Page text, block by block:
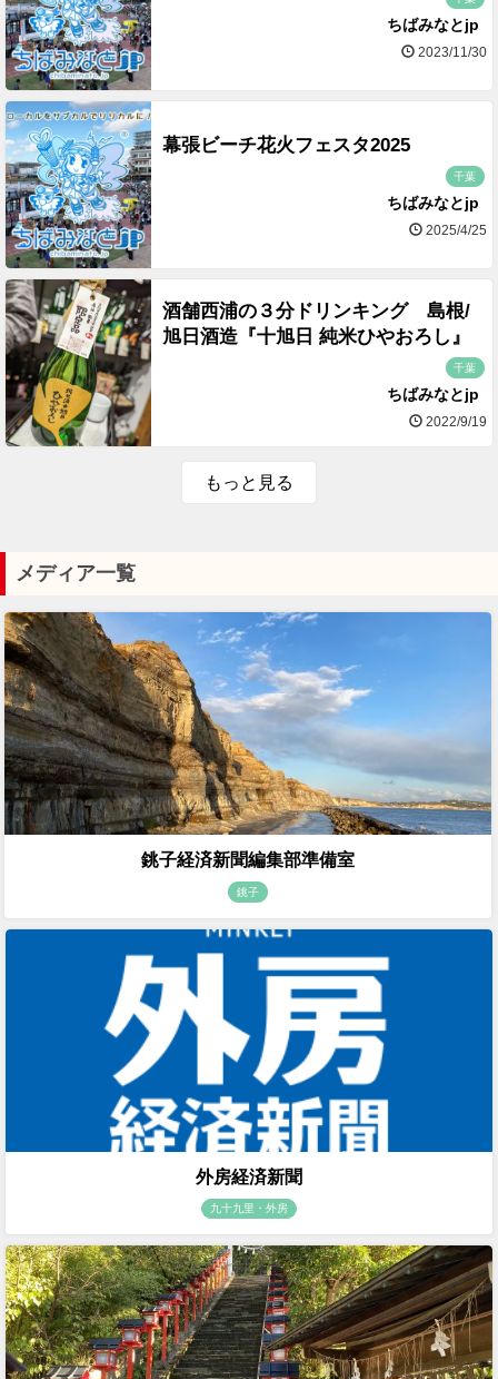
ちばみなとjp
2023/11/30
幕張ビーチ花火フェスタ2025
千葉
ちばみなとjp
2025/4/25
酒舗西浦の３分ドリンキング 島根/
旭日酒造『十旭日 純米ひやおろし』
千葉
ちばみなとjp
2022/9/19
もっと見る
メディア一覧
銚子経済新聞編集部準備室
銚子
外房経済新聞
九十九里・外房